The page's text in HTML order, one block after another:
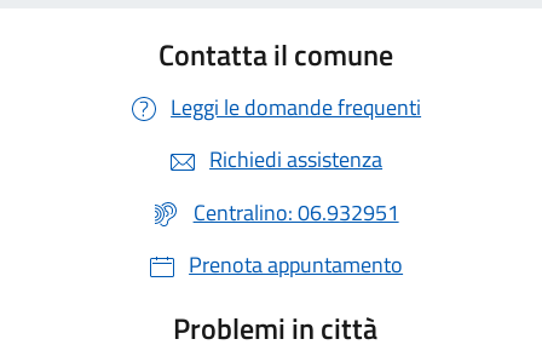
Contatta il comune
Leggi le domande frequenti
Richiedi assistenza
Centralino: 06.932951
Prenota appuntamento
Problemi in città